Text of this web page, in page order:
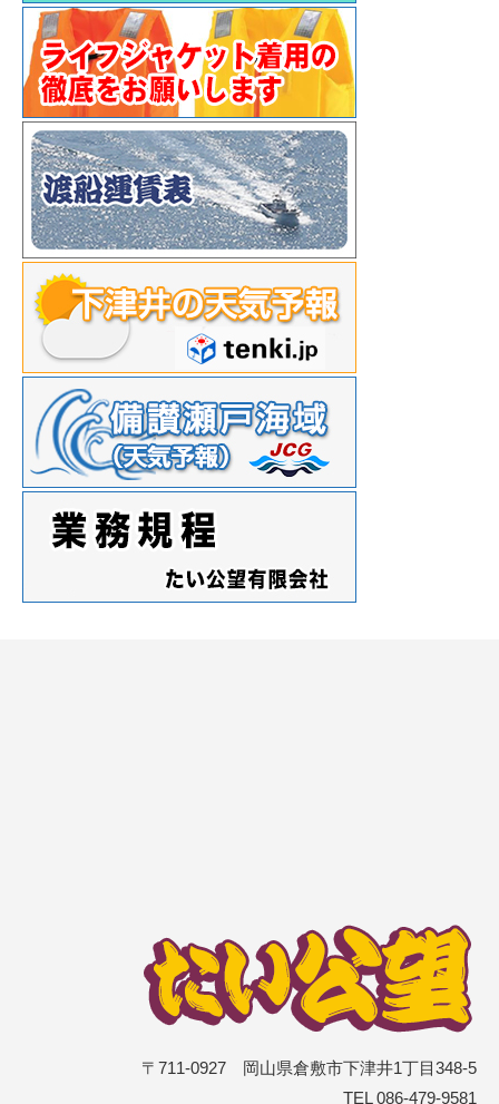
〒711-0927 岡山県倉敷市下津井1丁目348-5
TEL 086-479-9581